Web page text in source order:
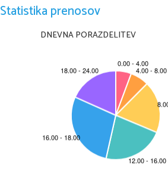
seznami z njimi Trubarja
-kulturni pomen: -izid
-
-
-
Statistika prenosov
DNEVNA PORAZDELITEV